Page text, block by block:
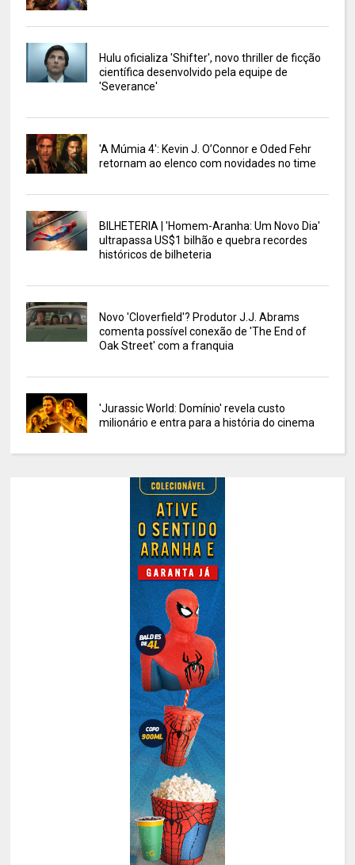
Hulu oficializa 'Shifter', novo thriller de ficção
científica desenvolvido pela equipe de
'Severance'
'A Múmia 4': Kevin J. O’Connor e Oded Fehr
retornam ao elenco com novidades no time
BILHETERIA | 'Homem-Aranha: Um Novo Dia'
ultrapassa US$1 bilhão e quebra recordes
históricos de bilheteria
Novo 'Cloverfield'? Produtor J.J. Abrams
comenta possível conexão de 'The End of
Oak Street' com a franquia
'Jurassic World: Domínio' revela custo
milionário e entra para a história do cinema